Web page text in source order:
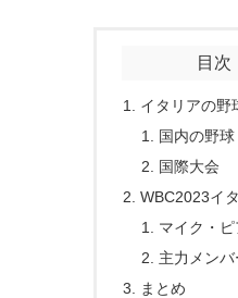
目次
イタリアの野
国内の野球
国際大会
WBC2023イ
マイク・
主力メンバ
まとめ